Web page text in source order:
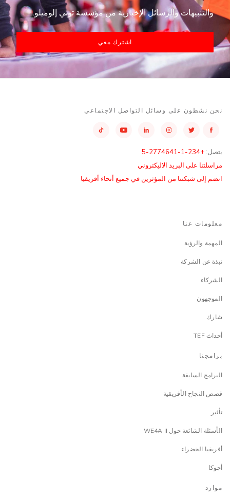
والتنبيهات والرسائل الإخبارية من مؤسسة توني إلوميلو.
اشترك معي
نحن نشطون على وسائل التواصل الاجتماعي
يتصل: +234-1-2774641-5
مراسلتنا على البريد الاليكتروني
انضم إلى شبكتنا من المؤثرين في جميع أنحاء أفريقيا
معلومات عنا
المهمة والرؤية
نبذة عن الشركة
الشركاء
الموجهون
شارك
أحداث TEF
برامجنا
البرامج السابقة
قصص النجاح الأفريقية
تأثير
الأسئلة الشائعة حول WE4A II
أفريقيا الخضراء
أجوكا
موارد